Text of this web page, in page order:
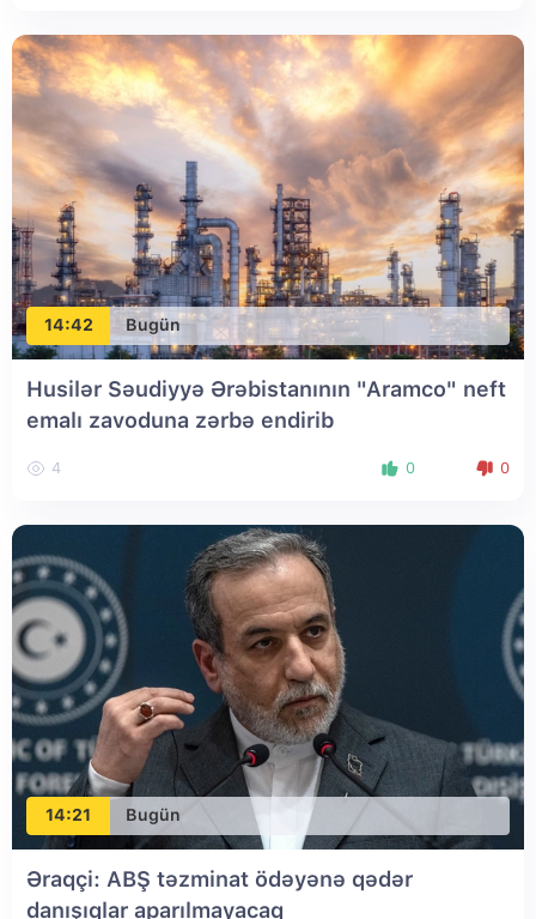
14:42 Bugün
Husilər Səudiyyə Ərəbistanının "Aramco" neft
emalı zavoduna zərbə endirib
4 0 0
14:21 Bugün
Əraqçi: ABŞ təzminat ödəyənə qədər
danışıqlar aparılmayacaq